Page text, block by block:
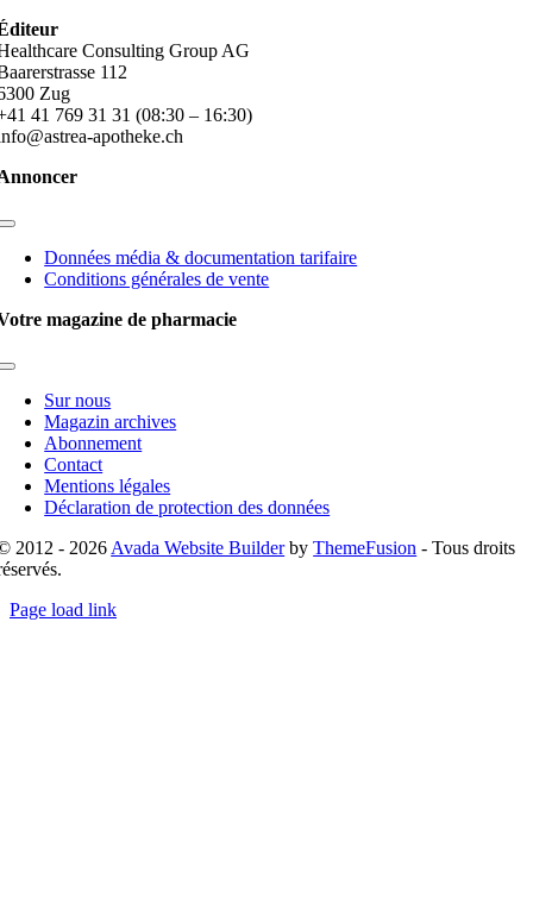
Consulting Group AG
112
Zug
41 769 31 31 (08:30 – 16:30)
apotheke.ch
Toggle
NavigationDonnées média & documentation tarifaire
Conditions générales de vente
magazine de pharmacie
Toggle
NavigationSur nous
Magazin archives
Abonnement
Contact
Mentions légales
Déclaration de protection des données
2012 - 2026 Avada Website BuilderbyThemeFusion - Tous droits
Page load link